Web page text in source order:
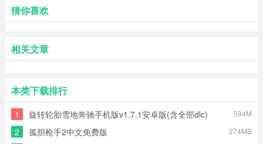
猜你喜欢
相关文章
本类下载排行
1 旋转轮胎雪地奔驰手机版v1.7.1安卓版(含全部dlc) 594M
2 孤胆枪手2中文免费版 274MB